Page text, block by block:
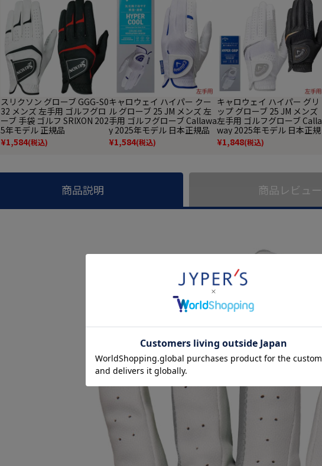
スリクソン グローブ GGG-S0
32 メンズ 左手用 ゴルフグロ
ーブ 手袋 ゴルフ SRIXON 202
5年モデル 正規品
¥1,584(税込)
キャロウェイ ハイパー クー
ル グローブ 25 JM メンズ 左
手用 ゴルフグローブ Callawa
y 2025年モデル 日本正規品
¥1,584(税込)
キャロウェイ ハイパー グリ
ップ グローブ 25 JM メンズ
左手用 ゴルフグローブ Calla
way 2025年モデル 日本正規
品
¥1,848(税込)
商品説明 商品レビュー